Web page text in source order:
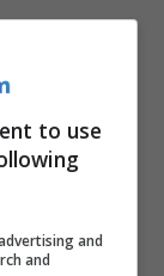
come
to use
and
and